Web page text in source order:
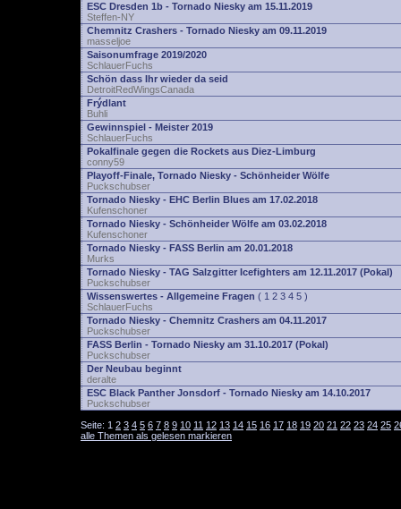
ESC Dresden 1b - Tornado Niesky am 15.11.2019
Steffen-NY
Chemnitz Crashers - Tornado Niesky am 09.11.2019
masseljoe
Saisonumfrage 2019/2020
SchlauerFuchs
Schön dass Ihr wieder da seid
DetroitRedWingsCanada
Frýdlant
Buhli
Gewinnspiel - Meister 2019
SchlauerFuchs
Pokalfinale gegen die Rockets aus Diez-Limburg
conny59
Playoff-Finale, Tornado Niesky - Schönheider Wölfe
Puckschubser
Tornado Niesky - EHC Berlin Blues am 17.02.2018
Kufenschoner
Tornado Niesky - Schönheider Wölfe am 03.02.2018
Kufenschoner
Tornado Niesky - FASS Berlin am 20.01.2018
Murks
Tornado Niesky - TAG Salzgitter Icefighters am 12.11.2017 (Pokal)
Puckschubser
Wissenswertes - Allgemeine Fragen ( 1 2 3 4 5 )
SchlauerFuchs
Tornado Niesky - Chemnitz Crashers am 04.11.2017
Puckschubser
FASS Berlin - Tornado Niesky am 31.10.2017 (Pokal)
Puckschubser
Der Neubau beginnt
deralte
ESC Black Panther Jonsdorf - Tornado Niesky am 14.10.2017
Puckschubser
Seite: 1 2 3 4 5 6 7 8 9 10 11 12 13 14 15 16 17 18 19 20 21 22 23 24 25
alle Themen als gelesen markieren